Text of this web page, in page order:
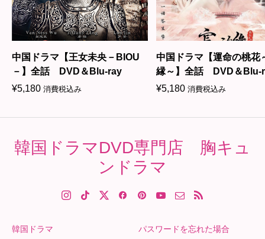
中国ドラマ【王女未央－BIOU
－】全話 DVD＆Blu-ray
¥5,180 消費税込み
中国ドラマ【運命の桃花
縁～】全話 DVD＆Blu-
¥5,180 消費税込み
韓国ドラマDVD専門店 胸キュ
ンドラマ
韓国ドラマ パスワードを忘れた場合